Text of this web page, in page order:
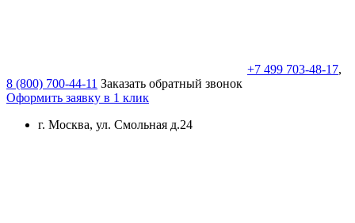
+7 499 703-48-17,
8 (800) 700-44-11 Заказать обратный звонок
Оформить заявку в 1 клик
г. Москва, ул. Смольная д.24